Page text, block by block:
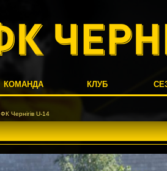
КОМАНДА КЛУБ
ФК Чернігів U-14